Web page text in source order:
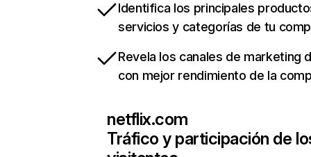
Identifica los principales
servicios y categorías de tu
Revela los canales de marketing
con mejor rendimiento de la
netflix.com
Tráfico y participación de